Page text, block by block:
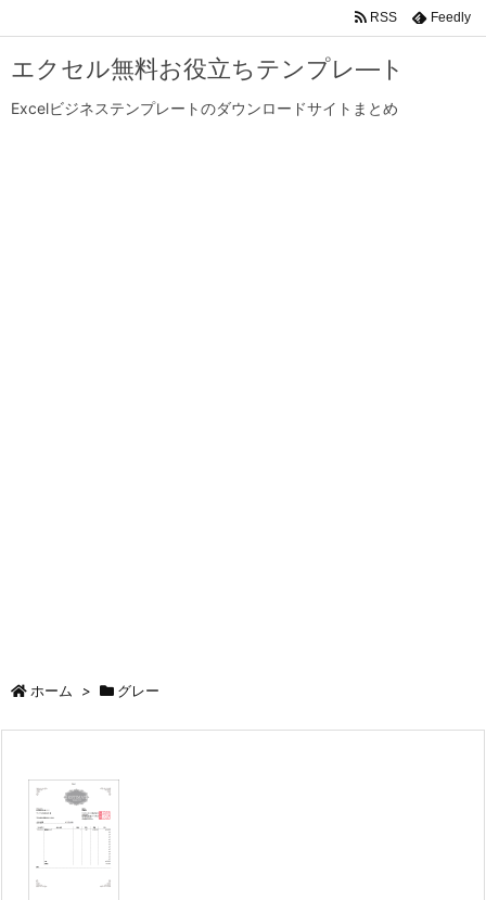
RSS Feedly
エクセル無料お役立ちテンプレ―ト
Excelビジネステンプレートのダウンロードサイトまとめ
ホーム > グレー